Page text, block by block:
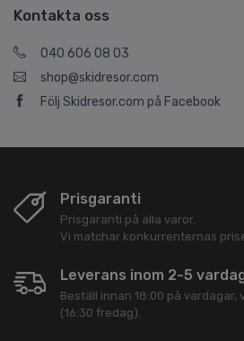
Kontakta oss
040 606 08 03
shop@skidresor.com
Följ Skidresor.com på Facebook
Prisgaranti
Prisgaranti på alla varor.
Vi matchar konkurrenternas
Leverans inom 2-5
Beställ innan 18:00 på vardagar,
(16:30 fredag).